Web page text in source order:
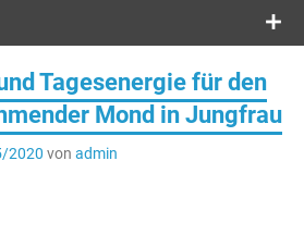
Tagesenergie für den
Mond in Jungfrau
2020 von admin